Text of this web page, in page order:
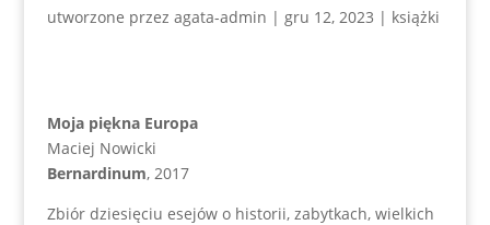
utworzone przez agata-admin | gru 12, 2023 | książki
Moja piękna Europa
Maciej Nowicki
Bernardinum, 2017
Zbiór dziesięciu esejów o historii, zabytkach, wielkich